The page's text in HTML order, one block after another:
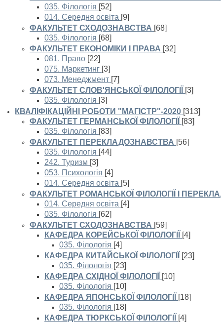
035. Філологія [52]
014. Середня освіта [9]
ФАКУЛЬТЕТ СХОДОЗНАВСТВА [68]
035. Філологія [68]
ФАКУЛЬТЕТ ЕКОНОМІКИ І ПРАВА [32]
081. Право [22]
075. Маркетинг [3]
073. Менеджмент [7]
ФАКУЛЬТЕТ СЛОВ'ЯНСЬКОЇ ФІЛОЛОГІЇ
[3]
035. Філологія [3]
КВАЛІФІКАЦІЙНІ РОБОТИ "МАГІСТР"-2020 [313]
ФАКУЛЬТЕТ ГЕРМАНСЬКОЇ ФІЛОЛОГІЇ
[83]
035. Філологія [83]
ФАКУЛЬТЕТ ПЕРЕКЛАДОЗНАВСТВА [56]
035. Філологія [44]
242. Туризм [3]
053. Психологія [4]
014. Середня освіта [5]
ФАКУЛЬТЕТ РОМАНСЬКОЇ ФІЛОЛОГІЇ І
014. Середня освіта [4]
035. Філологія [62]
ФАКУЛЬТЕТ СХОДОЗНАВСТВА [59]
КАФЕДРА КОРЕЙСЬКОЇ ФІЛОЛОГІЇ
[4]
035. Філологія [4]
КАФЕДРА КИТАЙСЬКОЇ ФІЛОЛОГІЇ
[23]
035. Філологія [23]
КАФЕДРА СХІДНОЇ ФІЛОЛОГІЇ
[10]
035. Філологія [10]
КАФЕДРА ЯПОНСЬКОЇ ФІЛОЛОГІЇ
[18]
035. Філологія [18]
КАФЕДРА ТЮРКСЬКОЇ ФІЛОЛОГІЇ
[4]